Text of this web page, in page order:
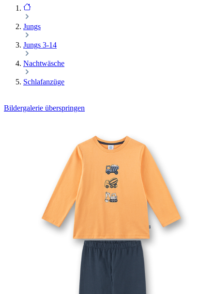
Jungs
Jungs 3-14
Nachtwäsche
Schlafanzüge
Bildergalerie überspringen